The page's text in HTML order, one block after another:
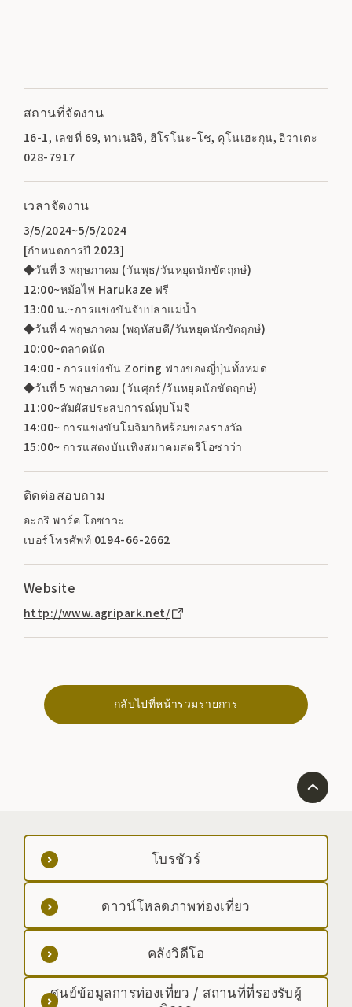
สถานที่จัดงาน
16-1, เลขที่ 69, ทาเนอิจิ, ฮิโรโนะ-โช, คุโนเฮะกุน, อิวาเตะ
028-7917
เวลาจัดงาน
3/5/2024~5/5/2024
[กำหนดการปี 2023]
◆วันที่ 3 พฤษภาคม (วันพุธ/วันหยุดนักขัตฤกษ์)
12:00~หม้อไฟ Harukaze ฟรี
13:00 น.~การแข่งขันจับปลาแม่น้ำ
◆วันที่ 4 พฤษภาคม (พฤหัสบดี/วันหยุดนักขัตฤกษ์)
10:00~ตลาดนัด
14:00 - การแข่งขัน Zoring ฟางของญี่ปุ่นทั้งหมด
◆วันที่ 5 พฤษภาคม (วันศุกร์/วันหยุดนักขัตฤกษ์)
11:00~สัมผัสประสบการณ์ทุบโมจิ
14:00~ การแข่งขันโมจิมากิพร้อมของรางวัล
15:00~ การแสดงบันเทิงสมาคมสตรีโอซาว่า
ติดต่อสอบถาม
อะกริ พาร์ค โอซาวะ
เบอร์โทรศัพท์ 0194-66-2662
Website
http://www.agripark.net/
กลับไปที่หน้ารวมรายการ
โบรชัวร์
ดาวน์โหลดภาพท่องเที่ยว
คลังวิดีโอ
ศูนย์ข้อมูลการท่องเที่ยว / สถานที่ที่รองรับผู้